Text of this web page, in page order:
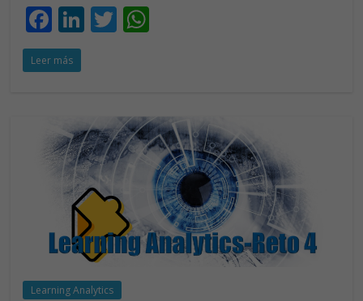
F
ac
e
o
k
Li
n
dI
n
T
w
A
p
p
Leer más
Learning Analytics